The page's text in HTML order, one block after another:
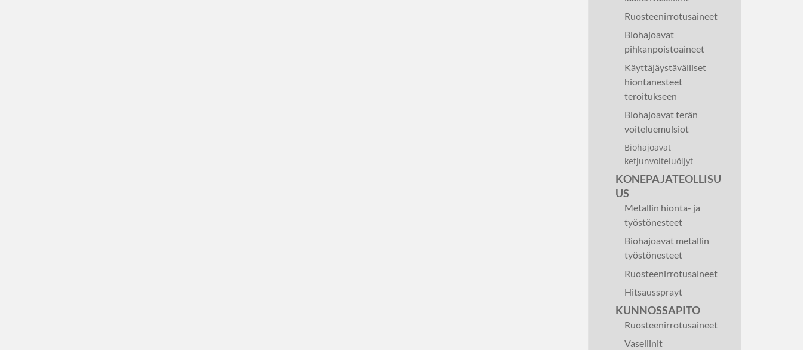
Ruosteenirrotusaineet
Biohajoavat
pihkanpoistoaineet
Käyttäjäystävälliset
hiontanesteet
teroitukseen
Biohajoavat terän
voiteluemulsiot
Biohajoavat
ketjunvoiteluöljyt
KONEPAJATEOLLISU
US
Metallin hionta- ja
työstönesteet
Biohajoavat metallin
työstönesteet
Ruosteenirrotusaineet
Hitsaussprayt
KUNNOSSAPITO
Ruosteenirrotusaineet
Vaseliinit